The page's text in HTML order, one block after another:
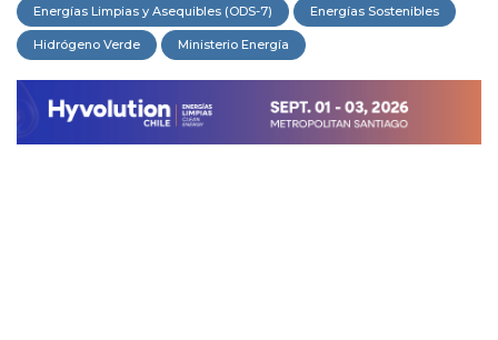
Energías Limpias y Asequibles (ODS-7) Energías Sostenibles
Hidrógeno Verde Ministerio Energía